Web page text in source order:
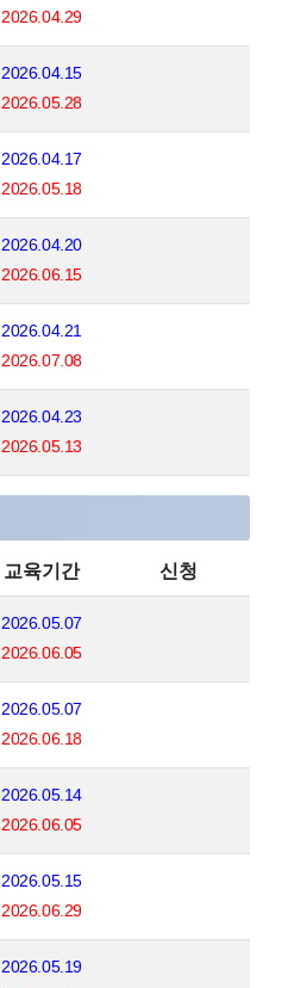
2026.04.29
2026.04.15
2026.05.28
2026.04.17
2026.05.18
2026.04.20
2026.06.15
2026.04.21
2026.07.08
2026.04.23
2026.05.13
교육기간 신청
2026.05.07
2026.06.05
2026.05.07
2026.06.18
2026.05.14
2026.06.05
2026.05.15
2026.06.29
2026.05.19